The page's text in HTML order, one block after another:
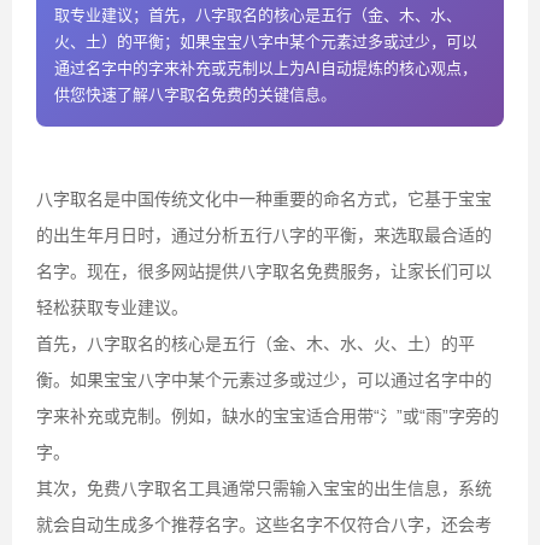
取专业建议；首先，八字取名的核心是五行（金、木、水、
火、土）的平衡；如果宝宝八字中某个元素过多或过少，可以
通过名字中的字来补充或克制以上为AI自动提炼的核心观点，
供您快速了解八字取名免费的关键信息。
八字取名是中国传统文化中一种重要的命名方式，它基于宝宝
的出生年月日时，通过分析五行八字的平衡，来选取最合适的
名字。现在，很多网站提供八字取名免费服务，让家长们可以
轻松获取专业建议。
首先，八字取名的核心是五行（金、木、水、火、土）的平
衡。如果宝宝八字中某个元素过多或过少，可以通过名字中的
字来补充或克制。例如，缺水的宝宝适合用带“氵”或“雨”字旁的
字。
其次，免费八字取名工具通常只需输入宝宝的出生信息，系统
就会自动生成多个推荐名字。这些名字不仅符合八字，还会考